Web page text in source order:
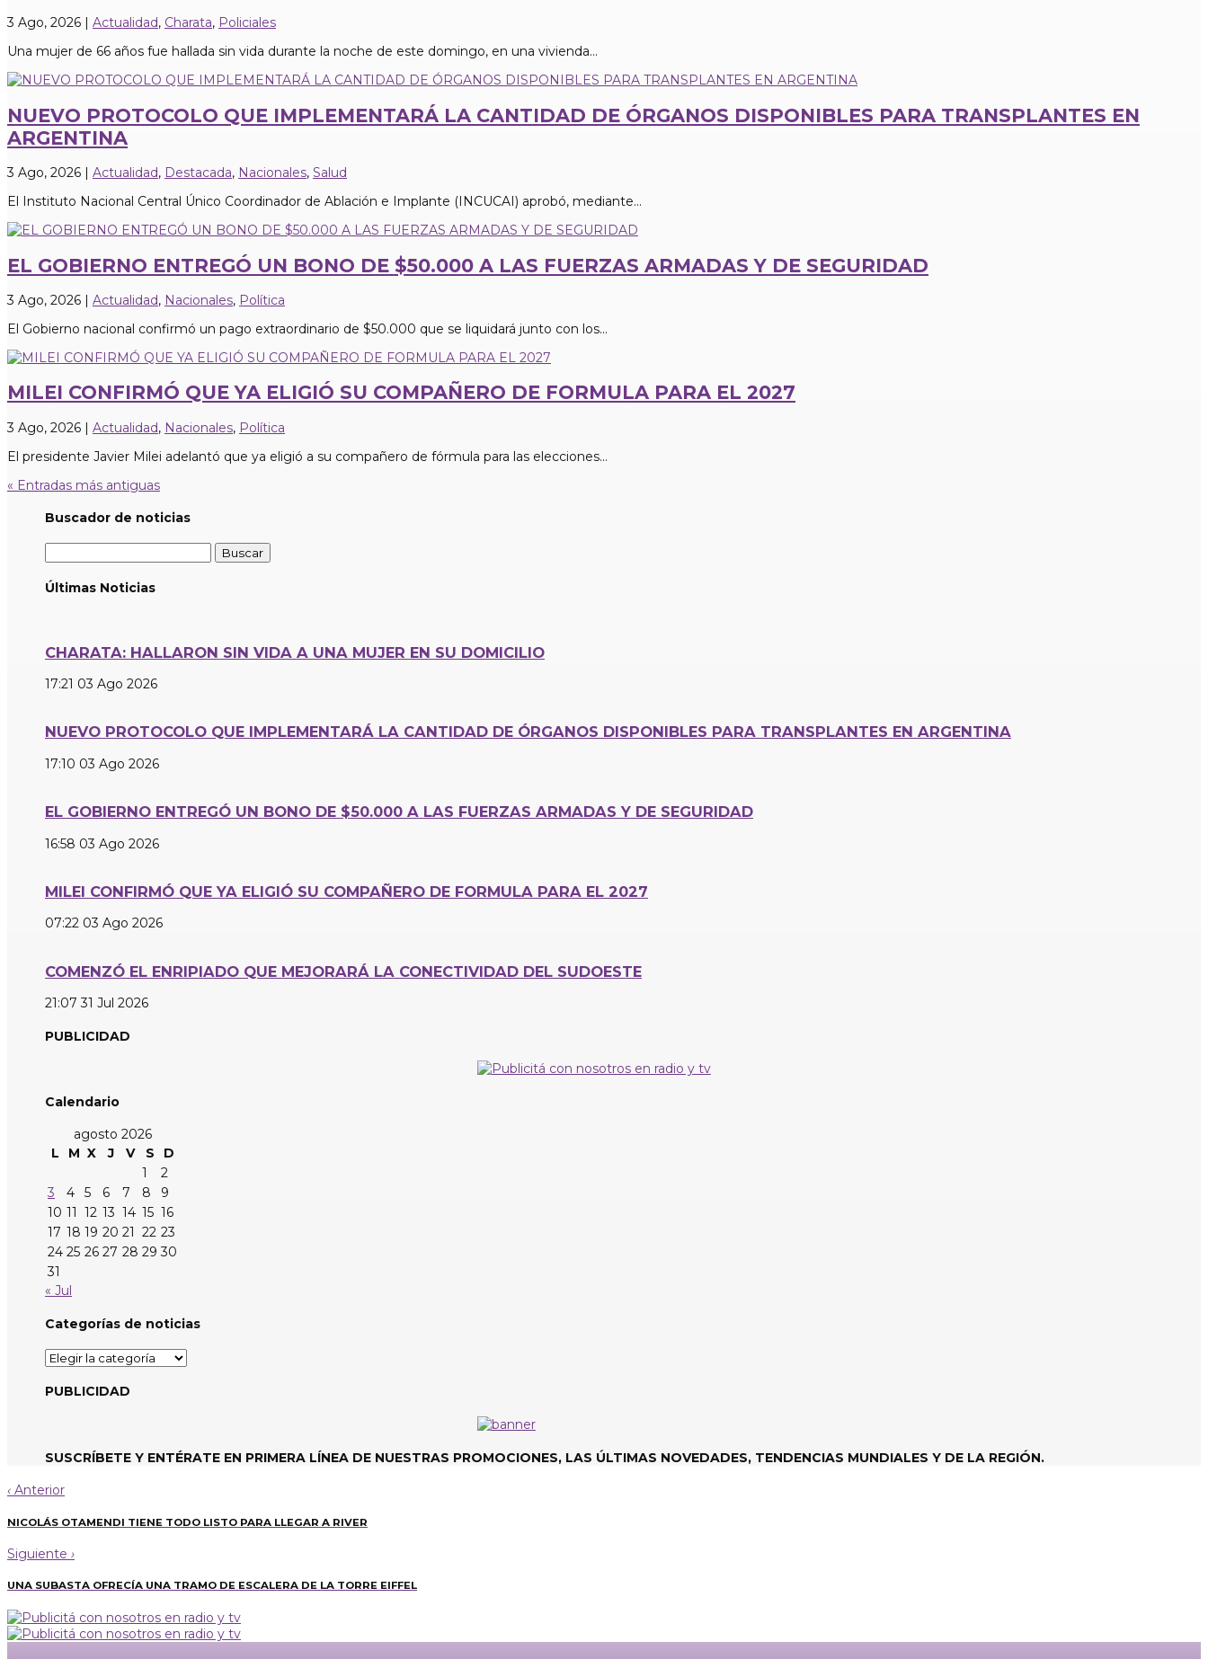
3 Ago, 2026 Actualidad, Charata, Policiales
Una mujer de 66 años fue hallada sin vida durante la noche de este domingo, en una vivienda...
NUEVO PROTOCOLO QUE IMPLEMENTARÁ LA CANTIDAD DE ÓRGANOS DISPONIBLES PARA TRANSPLANTES EN
ARGENTINA
3 Ago, 2026 | Actualidad, Destacada, Nacionales, Salud
El Instituto Nacional Central Único Coordinador de Ablación e Implante (INCUCAI) aprobó, mediante...
EL GOBIERNO ENTREGÓ UN BONO DE $50.000 A LAS FUERZAS ARMADAS Y DE SEGURIDAD
3 Ago, 2026 | Actualidad, Nacionales, Política
El Gobierno nacional confirmó un pago extraordinario de $50.000 que se liquidará junto con los...
MILEI CONFIRMÓ QUE YA ELIGIÓ SU COMPAÑERO DE FORMULA PARA EL 2027
3 Ago, 2026 | Actualidad, Nacionales, Política
El presidente Javier Milei adelantó que ya eligió a su compañero de fórmula para las elecciones...
« Entradas más antiguas
Buscador de noticias
Últimas Noticias
CHARATA: HALLARON SIN VIDA A UNA MUJER EN SU DOMICILIO
17:21 03 Ago 2026
NUEVO PROTOCOLO QUE IMPLEMENTARÁ LA CANTIDAD DE ÓRGANOS DISPONIBLES PARA TRANSPLANTES EN ARGENTINA
17:10 03 Ago 2026
EL GOBIERNO ENTREGÓ UN BONO DE $50.000 A LAS FUERZAS ARMADAS Y DE SEGURIDAD
16:58 03 Ago 2026
MILEI CONFIRMÓ QUE YA ELIGIÓ SU COMPAÑERO DE FORMULA PARA EL 2027
07:22 03 Ago 2026
COMENZÓ EL ENRIPIADO QUE MEJORARÁ LA CONECTIVIDAD DEL SUDOESTE
21:07 31 Jul 2026
PUBLICIDAD
Calendario
agosto 2026
L
M X J V S
D
1
2
3
4 5 6 7 8
9
10 11 12 13 14 15 16
17 18 19 20 21 22 23
24 25 26 27 28 29 30
31
« Jul
Categorías de noticias
Categorías
de
noticias
PUBLICIDAD
SUSCRÍBETE Y ENTÉRATE EN PRIMERA LÍNEA DE NUESTRAS PROMOCIONES, LAS ÚLTIMAS NOVEDADES, TENDENCIAS MUNDIALES Y DE LA REGIÓN.
‹ Anterior
NICOLÁS OTAMENDI TIENE TODO LISTO PARA LLEGAR A RIVER
Siguiente ›
UNA SUBASTA OFRECÍA UNA TRAMO DE ESCALERA DE LA TORRE EIFFEL